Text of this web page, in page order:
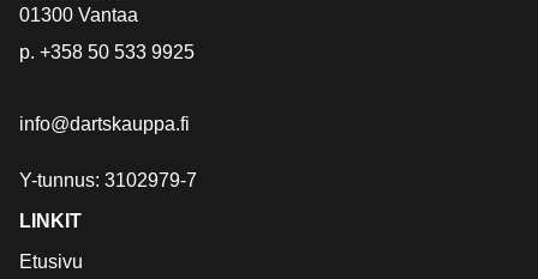
01300 Vantaa
p. +358 50 533 9925
info@dartskauppa.fi
Y-tunnus: 3102979-7
LINKIT
Etusivu